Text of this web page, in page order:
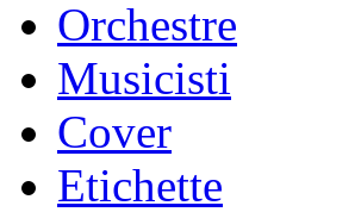
Orchestre
Musicisti
Cover
Etichette